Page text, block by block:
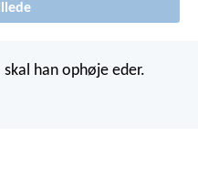
han ophøje eder.